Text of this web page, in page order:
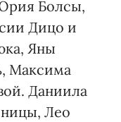
Болсы,
Дицо и
Яны
Максима
Даниила
Лео